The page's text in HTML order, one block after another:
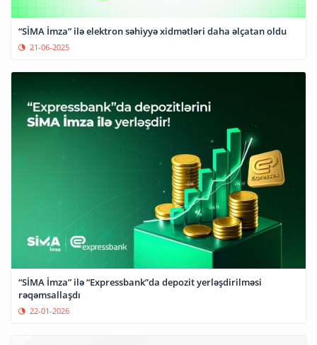
“SİMA İmza” ilə elektron səhiyyə xidmətləri daha əlçatan oldu
21-06-2025
“SİMA İmza” ilə “Expressbank”da depozit yerləşdirilməsi
rəqəmsallaşdı
22-01-2026